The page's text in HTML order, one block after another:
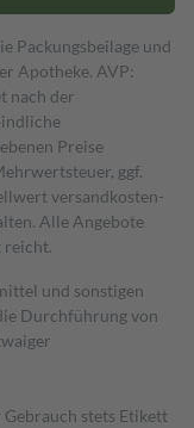
Packungsbeilage und
Apotheke. AVP:
nach der
Preise
ggf.
versand­kosten­
Alle Angebote
reicht.
und sonstigen
Durchführung von
stets Etikett